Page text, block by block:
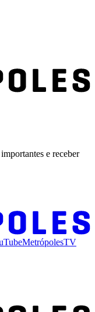
e receber
MetrópolesTV